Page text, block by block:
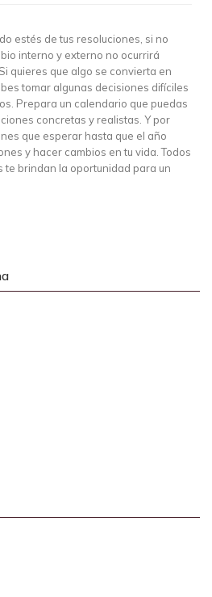
estés de tus resoluciones, si no
interno y externo no ocurrirá
quieres que algo se convierta en
tomar algunas decisiones difíciles
Prepara un calendario que puedas
concretas y realistas. Y por
que esperar hasta que el año
y hacer cambios en tu vida. Todos
te brindan la oportunidad para un